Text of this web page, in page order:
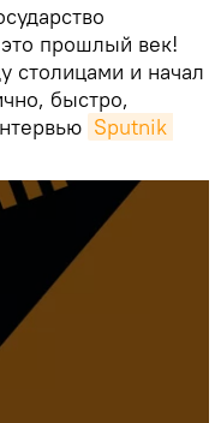
прошлый век!
столицами и начал
быстро,
Sputnik